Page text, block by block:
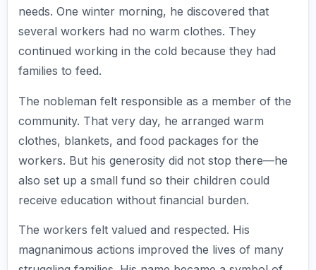
needs. One winter morning, he discovered that
several workers had no warm clothes. They
continued working in the cold because they had
families to feed.
The nobleman felt responsible as a member of the
community. That very day, he arranged warm
clothes, blankets, and food packages for the
workers. But his generosity did not stop there—he
also set up a small fund so their children could
receive education without financial burden.
The workers felt valued and respected. His
magnanimous actions improved the lives of many